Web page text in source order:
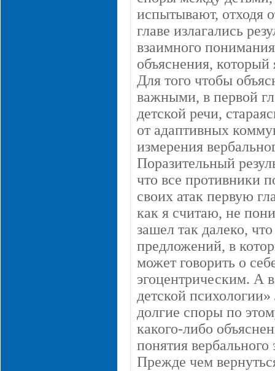
испытывают, отходя
главе излагались
взаимного
объяснения,
Для того чтобы
важными, в первой
детской речи,
от адаптивных
измерения
Поразительный
что все противники
своих атак первую
как я считаю, не
зашел так далеко,
предложений, в
может говорить о
эгоцентрическим. А
детской
долгие споры по
какого-либо
понятия вербального
Прежде чем